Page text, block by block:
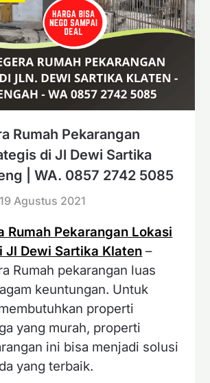
Rumah Pekarangan
di Jl Dewi Sartika
| WA. 0857 2742 5085
19 Agustus 2021
Rumah Pekarangan Lokasi
Jl Dewi Sartika Klaten –
Rumah pekarangan luas
keuntungan. Untuk
properti
yang murah, properti
ini bisa menjadi solusi
yang terbaik.